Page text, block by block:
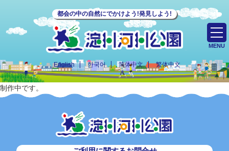
都会の中の自然にでかけよう!発見しよう!
English 한국어 简体中文 繁体中文
MENU
制作中です。